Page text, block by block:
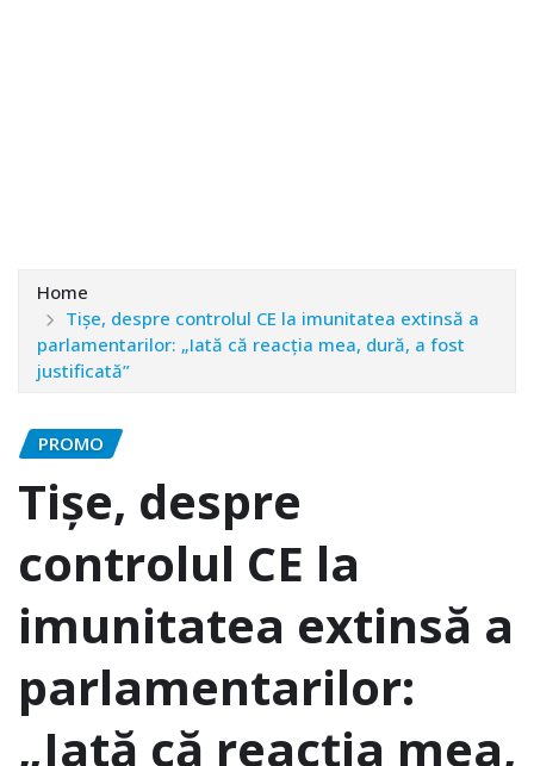
Home
Tişe, despre controlul CE la imunitatea extinsă a
parlamentarilor: „Iată că reacţia mea, dură, a fost
justificată”
PROMO
Tişe, despre
controlul CE la
imunitatea extinsă a
parlamentarilor:
„Iată că reacţia mea,